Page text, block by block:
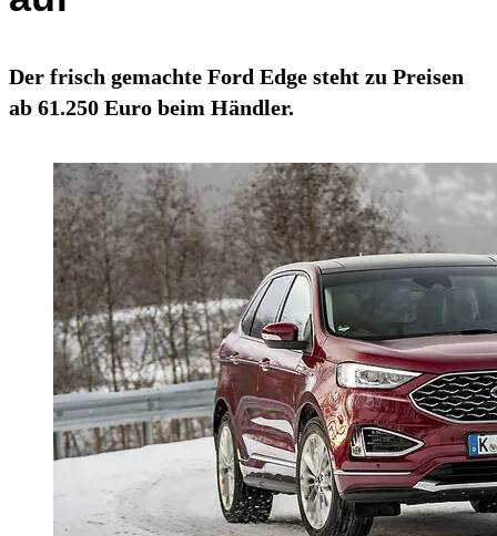
Der frisch gemachte Ford Edge steht zu Preisen
ab 61.250 Euro beim Händler.